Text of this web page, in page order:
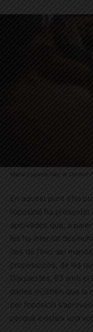
Maria Eugènia Gay, al Consell
En aquest punt s’ha
l’oposició ha
aprovades que, a
les ha intentat
des de l’inici del
proposicions, de les
D’aquestes, 83 amb
dades mostren que la
per l’oposició
perquè existeix una